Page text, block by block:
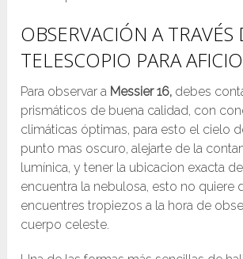
OBSERVACIÓN A TRAVÉS
TELESCOPIO PARA
Para observar a Messier 16, debes
prismáticos de buena calidad, con
climáticas óptimas, para esto el cielo
punto mas oscuro,alejarte de la
lumínica, y tener la ubicacion exacta
encuentra la nebulosa, esto no quiere
encuentres tropiezos a la hora de
cuerpo celeste.